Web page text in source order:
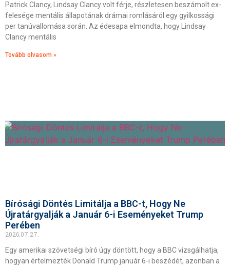
Patrick Clancy, Lindsay Clancy volt férje, részletesen beszámolt ex-
felesége mentális állapotának drámai romlásáról egy gyilkossági
per tanúvallomása során. Az édesapa elmondta, hogy Lindsay
Clancy mentális
Tovább olvasom »
Bírósági Döntés Limitálja a BBC-t, Hogy Ne
Újratárgyalják a Január 6-i Eseményeket Trump
Perében
2026.07.27.
Egy amerikai szövetségi bíró úgy döntött, hogy a BBC vizsgálhatja,
hogyan értelmezték Donald Trump január 6-i beszédét, azonban a